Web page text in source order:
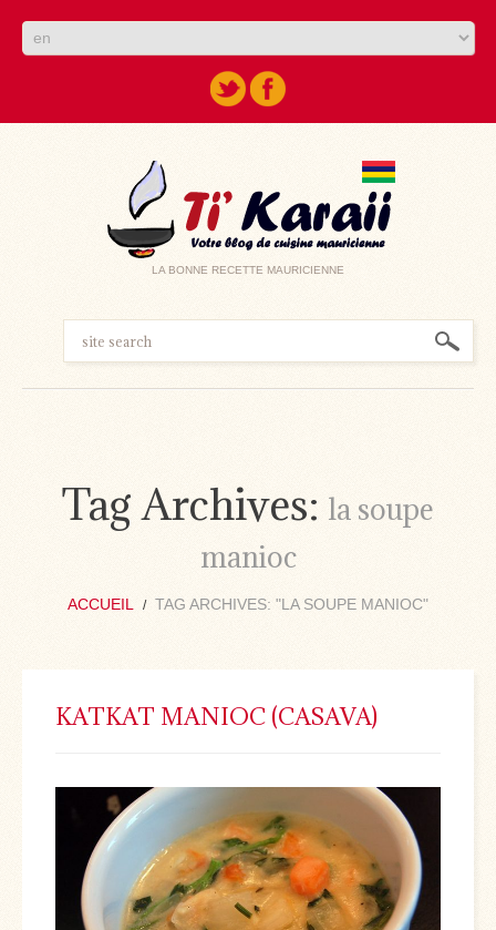
LA BONNE RECETTE MAURICIENNE
Tag Archives: la soupe
manioc
ACCUEIL TAG ARCHIVES: "LA SOUPE MANIOC"
KATKAT MANIOC (CASAVA)